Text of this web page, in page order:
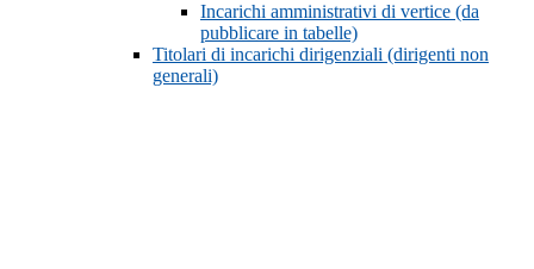
Incarichi amministrativi di vertice (da
pubblicare in tabelle)
Titolari di incarichi dirigenziali (dirigenti non
generali)